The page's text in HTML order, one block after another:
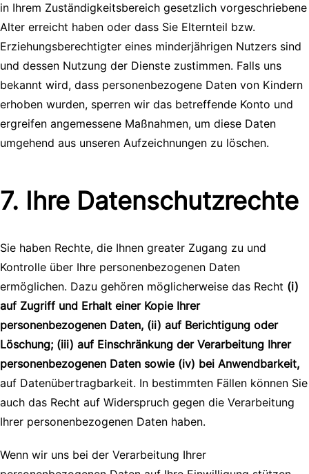
in Ihrem Zuständigkeitsbereich gesetzlich vorgeschriebene
Alter erreicht haben oder dass Sie Elternteil bzw.
Erziehungsberechtigter eines minderjährigen Nutzers sind
und dessen Nutzung der Dienste zustimmen. Falls uns
bekannt wird, dass personenbezogene Daten von Kindern
erhoben wurden, sperren wir das betreffende Konto und
ergreifen angemessene Maßnahmen, um diese Daten
umgehend aus unseren Aufzeichnungen zu löschen.
7. Ihre Datenschutzrechte
Sie haben Rechte, die Ihnen greater Zugang zu und
Kontrolle über Ihre personenbezogenen Daten
ermöglichen. Dazu gehören möglicherweise das Recht (i)
auf Zugriff und Erhalt einer Kopie Ihrer
personenbezogenen Daten, (ii) auf Berichtigung oder
Löschung; (iii) auf Einschränkung der Verarbeitung Ihrer
personenbezogenen Daten sowie (iv) bei Anwendbarkeit,
auf Datenübertragbarkeit. In bestimmten Fällen können Sie
auch das Recht auf Widerspruch gegen die Verarbeitung
Ihrer personenbezogenen Daten haben.
Wenn wir uns bei der Verarbeitung Ihrer